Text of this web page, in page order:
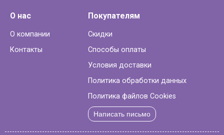
О нас
О компании
Контакты
Покупателям
Скидки
Способы оплаты
Условия доставки
Политика обработки данных
Политика файлов Cookies
Написать письмо